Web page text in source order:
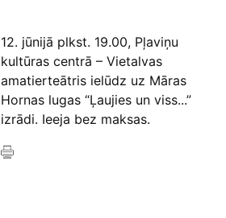
12. jūnijā plkst. 19.00, Pļaviņu
kultūras centrā – Vietalvas
amatierteātris ielūdz uz Māras
Hornas lugas “Ļaujies un viss...”
izrādi. Ieeja bez maksas.